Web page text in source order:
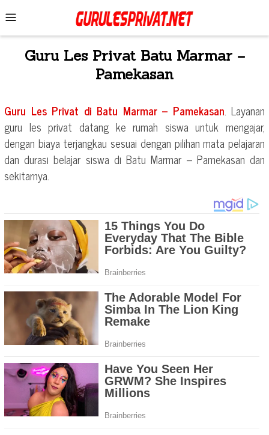
to
contentMenu
Guru Les Privat Batu Marmar –
Pamekasan
Guru Les Privat di Batu Marmar – Pamekasan. Layanan
guru les privat datang ke rumah siswa untuk mengajar,
dengan biaya terjangkau sesuai dengan pilihan mata pelajaran
dan durasi belajar siswa diBatu Marmar – Pamekasan dan
sekitarnya.